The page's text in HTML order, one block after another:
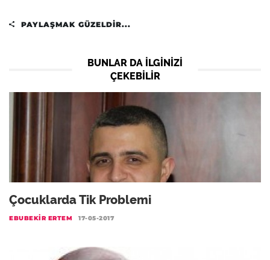
PAYLAŞMAK GÜZELDIR...
BUNLAR DA ILGINIZI
ÇEKEBILIR
Çocuklarda Tik Problemi
EBUBEKIR ERTEM 17-05-2017